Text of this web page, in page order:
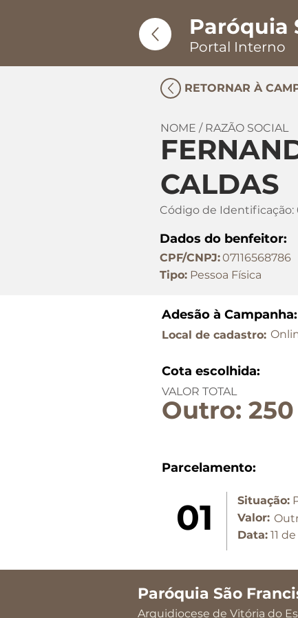
Paróquia
Portal Interno
RETORNAR À
CALDAS
NOME / RAZÃO SOCIAL
Código de Identificação:
Dados do benfeitor:
CPF/CNPJ:
Tipo:
07116568786
Pessoa Física
Adesão à Campanha:
Local de cadastro:
Cota escolhida:
Outro: 250
VALOR TOTAL
Parcelamento:
01
Situação:
Valor:
Data: 11
Paróquia São
Arquidiocese de Vitória do